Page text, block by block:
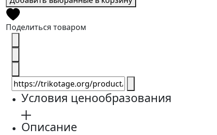
Поделиться товаром
Условия ценообразования
Описание